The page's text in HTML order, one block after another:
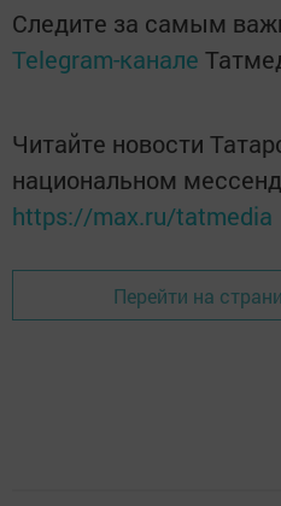
Следите за самым
Telegram-канале
Читайте новости
национальном
https://max.ru/tatmedia
Перейти на